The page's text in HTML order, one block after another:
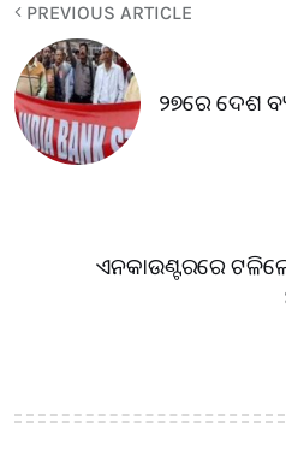
PREVIOUS ARTICLE
୨୭ରେ ଦେଶ
ଏନକାଉଣ୍ଟରରେ ଟଳିଲେ